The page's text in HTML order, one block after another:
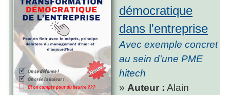
démocratique
dans l'entreprise
Avec exemple concret
au sein d'une PME
hitech
» Auteur : Alain